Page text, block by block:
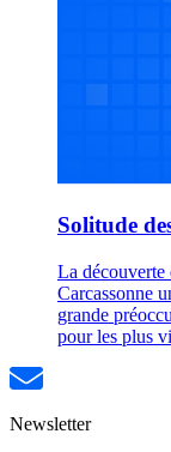
Solitude
La découverte
Carcassonne
grande
pour les plus
Newsletter